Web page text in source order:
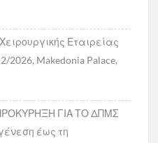
Εταιρείας
2026, Makedonia Palace,
ΓΙΑ ΤΟ ΔΠΜΣ
έως τη